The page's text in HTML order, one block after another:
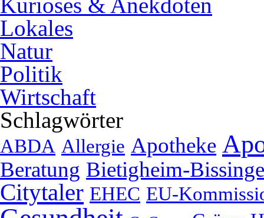
Lokales
Natur
Politik
Wirtschaft
Schlagwörter
ABDA Allergie Apotheke
Beratung Bietigheim-
Citytaler EHEC EU-